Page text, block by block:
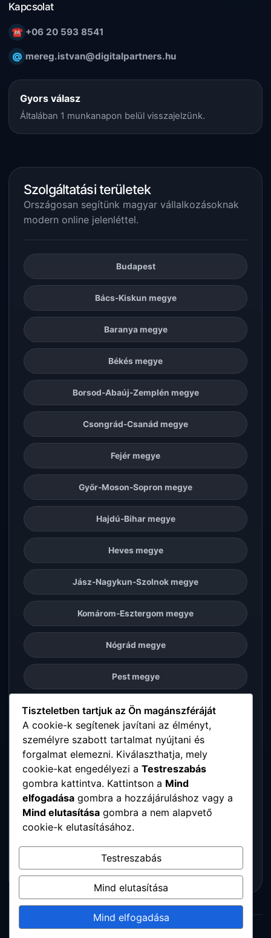
Kapcsolat
☎ +06 20 593 8541
@ mereg.istvan@digitalpartners.hu
Gyors válasz
Általában 1 munkanapon belül visszajelzünk.
Szolgáltatási területek
Országosan segítünk magyar vállalkozásoknak
modern online jelenléttel.
Budapest
Bács-Kiskun megye
Baranya megye
Békés megye
Borsod-Abaúj-Zemplén megye
Csongrád-Csanád megye
Fejér megye
Győr-Moson-Sopron megye
Hajdú-Bihar megye
Heves megye
Jász-Nagykun-Szolnok megye
Komárom-Esztergom megye
Nógrád megye
Pest megye
Somogy megye
Szabolcs-Szatmár-Bereg megye
Tolna megye
Vas megye
Veszprém megye
Tiszteletben tartjuk az Ön magánszféráját
A cookie-k segítenek javítani az élményt,
személyre szabott tartalmat nyújtani és
forgalmat elemezni. Kiválaszthatja, mely
cookie-kat engedélyezi a Testreszabás
gombra kattintva. Kattintson a Mind
elfogadása gombra a hozzájáruláshoz vagy a
Mind elutasítása gombra a nem alapvető
cookie-k elutasításához.
Testreszabás
Mind elutasítása
Mind elfogadása